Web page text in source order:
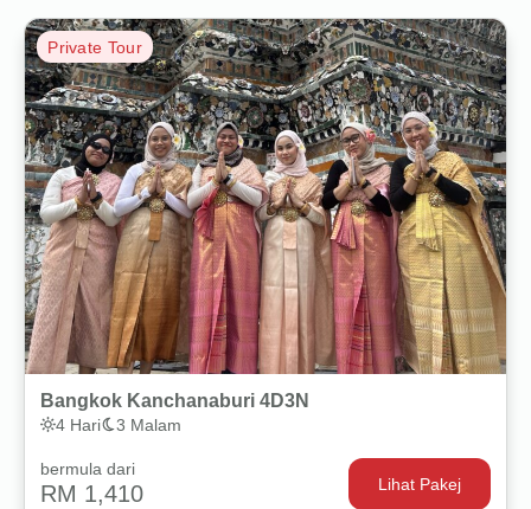
Private Tour
Bangkok Kanchanaburi 4D3N
4 Hari 3 Malam
bermula dari
RM 1,410 Lihat Pakej